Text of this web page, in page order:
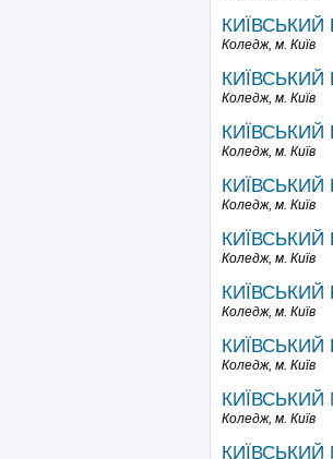
Коледж, м. Київ
Коледж, м. Київ
Коледж, м. Київ
Коледж, м. Київ
Коледж, м. Київ
Коледж, м. Київ
Коледж, м. Київ
Коледж, м. Київ